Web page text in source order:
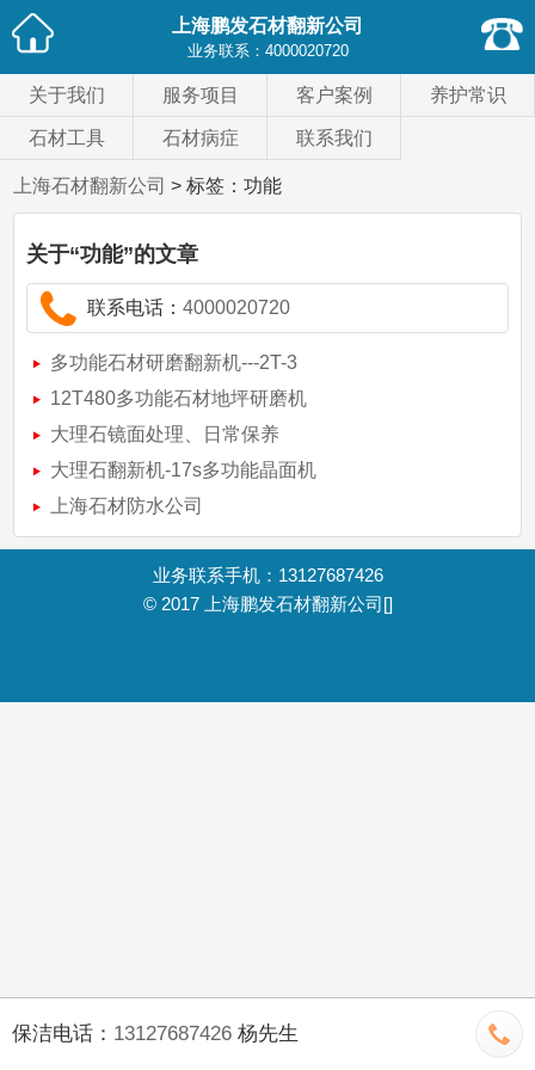
上海鹏发石材翻新公司
业务联系： 4000020720
关于我们 服务项目 客户案例 养护常识
石材工具 石材病症 联系我们
上海石材翻新公司 > 标签：功能
关于“功能”的文章
联系电话：4000020720
多功能石材研磨翻新机---2T-3
12T480多功能石材地坪研磨机
大理石镜面处理、日常保养
大理石翻新机-17s多功能晶面机
上海石材防水公司
业务联系手机：13127687426
© 2017
上海鹏发石材翻新公司[]
保洁电话： 13127687426 杨先生